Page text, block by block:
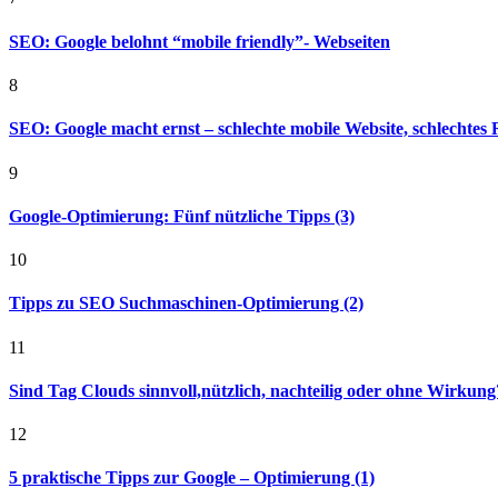
SEO: Google belohnt “mobile friendly”- Webseiten
8
SEO: Google macht ernst – schlechte mobile Website, schlechtes
9
Google-Optimierung: Fünf nützliche Tipps (3)
10
Tipps zu SEO Suchmaschinen-Optimierung (2)
11
Sind Tag Clouds sinnvoll,nützlich, nachteilig oder ohne
12
5 praktische Tipps zur Google – Optimierung (1)